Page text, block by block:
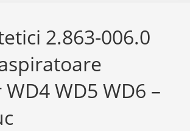
2.863-006.0
WD5 WD6 –